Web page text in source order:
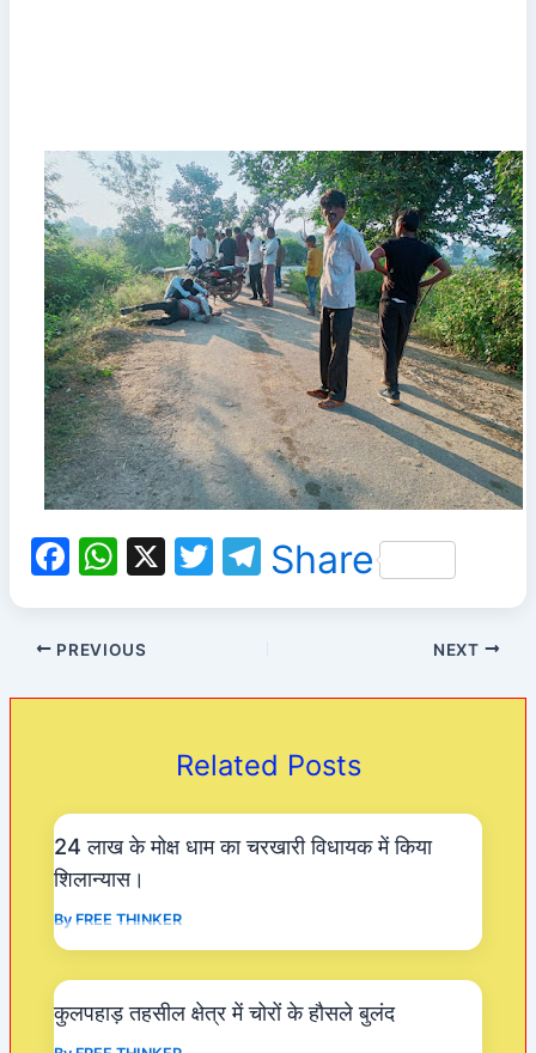
F
c
e
b
k
W
at
s
A
X
T
T
a
m
Share
PREVIOUS NEXT
Related Posts
24 लाख के मोक्ष धाम का चरखारी विधायक में किया
शिलान्यास।
By FREE THINKER
कुलपहाड़ तहसील क्षेत्र में चोरों के हौसले बुलंद